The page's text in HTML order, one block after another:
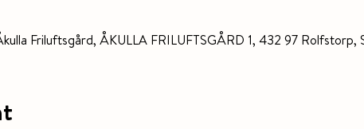
Friluftsgård, ÅKULLA FRILUFTSGÅRD 1, 432 97 Rolfstorp,